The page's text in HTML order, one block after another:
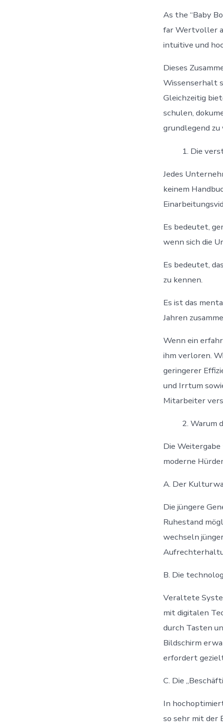
As the “Baby
far Wertvoller
intuitive und
Dieses
Wissenserhalt
Gleichzeitig
schulen,
grundlegend zu
Die
Jedes
keinem
Es bedeutet,
wenn sich die
Es bedeutet,
zu kennen.
Es ist das
Jahren
Wenn ein
ihm verloren.
geringerer
und Irrtum
Mitarbeiter
Warum
Die
moderne
A. Der
Die jüngere
Ruhestand
wechseln
B. Die
Veraltete
mit digitalen
durch Tasten
Bildschirm
erfordert
C. Die
In
so sehr mit der